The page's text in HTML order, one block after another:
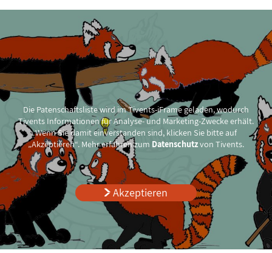
Die Patenschaftsliste wird im Tivents-iFrame geladen, wodurch
Tivents Informationen für Analyse- und Marketing-Zwecke erhält.
Wenn Sie damit einverstanden sind, klicken Sie bitte auf
„Akzeptieren“. Mehr erfahren zum Datenschutzvon Tivents.
Akzeptieren